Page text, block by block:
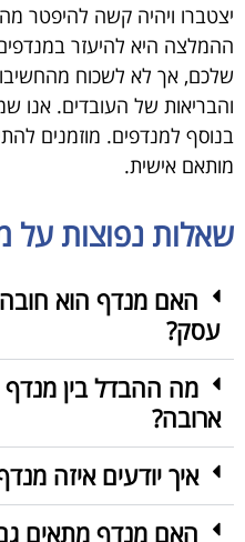
יצטברו ויהיה קשה להיפטר
ההמלצה היא להיעזר
שלכם, אך לא לשכוח
והבריאות של העובדים. אנו
בנוסף למנדפים. מוזמנים
מותאם אישית.
שאלות נפוצות על
האם מנדף הוא חובה
עסק?
מה ההבדל בין
ארובה?
איך יודעים איזה
האם מנדף מתאים